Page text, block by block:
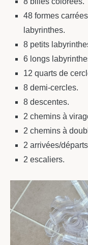
48 formes
labyrinthes.
8 petits
6 longs
12 quarts de
8 demi-cercles.
8 descentes.
2 chemins à
2 chemins à
2 arrivées/
2 escaliers.